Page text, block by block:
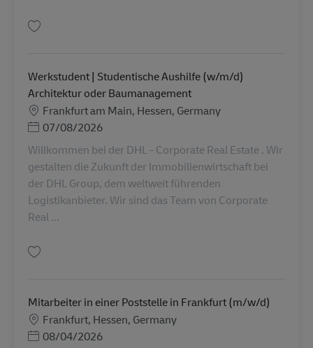
Werkstudent | Studentische Aushilfe (w/m/d)
Architektur oder Baumanagement
Locație
Frankfurt am Main, Hessen, Germany
Posted Date
07/08/2026
Willkommen bei der DHL - Corporate Real Estate . Wir
gestalten die Zukunft der Immobilienwirtschaft bei
der DHL Group, dem weltweit führenden
Logistikanbieter. Wir sind das Team von Corporate
Real ...
Mitarbeiter in einer Poststelle in Frankfurt (m/w/d)
Locație
Frankfurt, Hessen, Germany
Posted Date
08/04/2026